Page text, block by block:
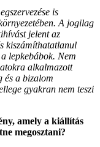
is
A jogilag
jelent az
kiszámíthatatlanul
lepkebábok. Nem
alkalmazott
és a bizalom
gyakran nem teszi
amely a kiállítás
megosztani?